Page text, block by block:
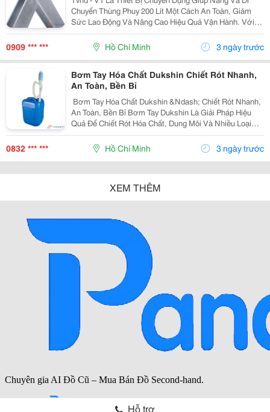
Chuyển Thùng Phuy 200 Lít Một Cách An Toàn, Giảm
Sức Lao Động Và Nâng Cao Hiệu Quả Vận Hành. Với
Kết Cấu Thép Xi Mạ Chắc Chắn Cùng Tải Trọng Lên Đến
350 Kg , Sản Phẩm Đáp Ứng Tốt Nhu Cầu Sử Dụng
Trong...
0909 *** *** Hồ Chí Minh 3 ngày trước
Bơm Tay Hóa Chất Dukshin Chiết Rót Nhanh,
An Toàn, Bền Bỉ
️ Bơm Tay Hóa Chất Dukshin &Ndash; Chiết Rót Nhanh,
An Toàn, Bền Bỉ Bơm Tay Dukshin Là Giải Pháp Hiệu
Quả Để Chiết Rót Hóa Chất, Dung Môi Và Nhiều Loại
Chất Lỏng Từ Thùng Phuy 200L Một Cách Nhanh Chóng
Và Tiện Lợi. ✅ Vận Hành Bằng Tay, Không Cần...
0832 *** *** Hồ Chí Minh 3 ngày trước
XEM THÊM
Hỗ trợ